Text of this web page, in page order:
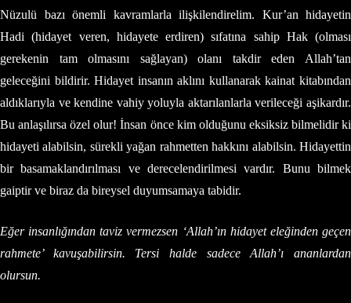
Nüzulü bazı önemli kavramlarla ilişkilendirelim. Kur’an hidayetin
Hadi (hidayet veren, hidayete erdiren) sıfatına sahip Hak (olması
gerekenin tam olmasını sağlayan) olanı takdir eden Allah’tan
geleceğini bildirir. Hidayet insanın aklını kullanarak kainat kitabından
aldıklarıyla ve kendine vahiy yoluyla aktarılanlarla verileceği aşikardır.
Bu anlaşılırsa özel olur! İnsan önce kim olduğunu eksiksiz bilmelidir ki
hidayeti alabilsin, sürekli yağan rahmetten hakkını alabilsin. Hidayettin
bir basamaklandırılması ve derecelendirilmesi vardır. Bunu bilmek
gaiptir ve biraz da bireysel duyumsamaya tabidir.
Eğer insanlığından taviz vermezsen ‘Allah’ın hidayet eleğinden geçen
rahmete’ kavuşabilirsin. Tersi halde sadece Allah’ı ananlardan
olursun.